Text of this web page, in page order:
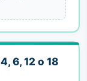
6, 12 o 18